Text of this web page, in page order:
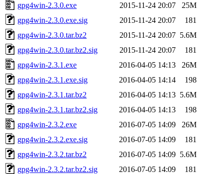
gpg4win-2.3.0.exe
2015-11-24 20:07
25M
gpg4win-2.3.0.exe.sig
2015-11-24 20:07
181
gpg4win-2.3.0.tar.bz2
2015-11-24 20:07 5.6M
gpg4win-2.3.0.tar.bz2.sig
2015-11-24 20:07
181
gpg4win-2.3.1.exe
2016-04-05 14:13
26M
gpg4win-2.3.1.exe.sig
2016-04-05 14:14
198
gpg4win-2.3.1.tar.bz2
2016-04-05 14:13 5.6M
gpg4win-2.3.1.tar.bz2.sig
2016-04-05 14:13
198
gpg4win-2.3.2.exe
2016-07-05 14:09
26M
gpg4win-2.3.2.exe.sig
2016-07-05 14:09
181
gpg4win-2.3.2.tar.bz2
2016-07-05 14:09 5.6M
gpg4win-2.3.2.tar.bz2.sig
2016-07-05 14:09
181